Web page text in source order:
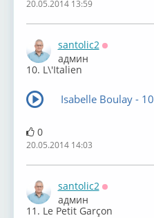
20.05.2014 13:59
santolic2
админ
10. L\'Italien
Isabelle Boulay -
0
20.05.2014 14:03
santolic2
админ
11. Le Petit Garçon